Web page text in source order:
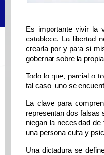
Es importante vivir la
establece. La libertad
crearla por y para si
gobernar sobre la
Todo lo que, parcial o
tal caso, uno se
La clave para
representan dos falsas
niegan la necesidad
una persona culta y
Una dictadura se